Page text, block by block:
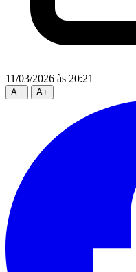
11/03/2026 às 20:21
A− A+